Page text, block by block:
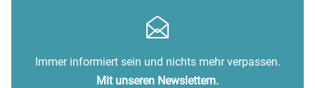
Immer informiert sein und nichts mehr verpassen.
Mit unseren Newslettern.